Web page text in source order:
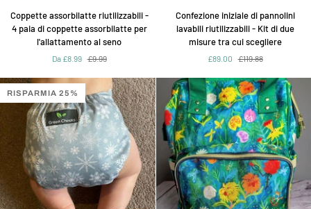
assorbilatte
riutilizzabili
paia
di
coppette
assorbilatte
l'allattamento
seno
Coppette assorbilatte riutilizzabili -
4 paia di coppette assorbilatte per
l'allattamento al seno
Da £8.99 £9.99
iniziale
pannolini
riutilizzabili
Kit
di
due
misure
tra
cui
scegliere
Confezione iniziale di pannolini
lavabili riutilizzabili - Kit di due
misure tra cui scegliere
£89.00 £119.88
RISPARMIA 25%